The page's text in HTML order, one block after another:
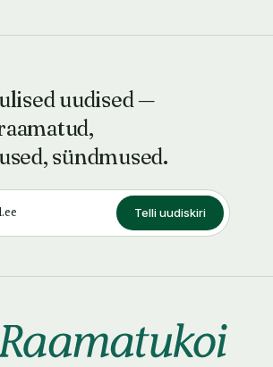
uudised —
sündmused.
Telli uudiskiri